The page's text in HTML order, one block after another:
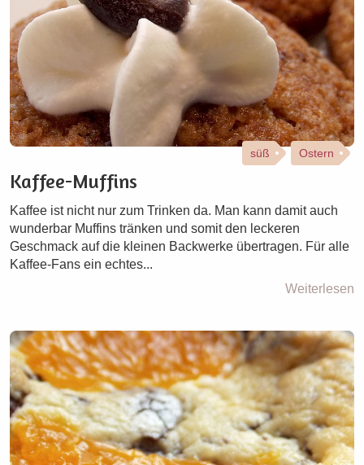
süß Ostern
Kaffee-Muffins
Kaffee ist nicht nur zum Trinken da. Man kann damit auch
wunderbar Muffins tränken und somit den leckeren
Geschmack auf die kleinen Backwerke übertragen. Für alle
Kaffee-Fans ein echtes...
Weiterlesen